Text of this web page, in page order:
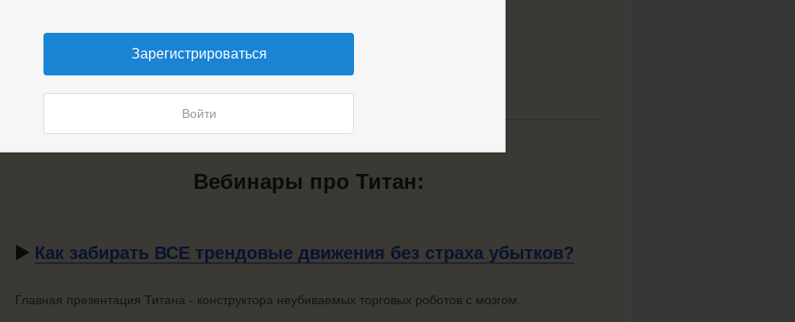
Зарегистрироваться
Войти
Вебинары про Титан:
▶️ Как забирать ВСЕ трендовые движения без страха убытков?
Главная презентация Титана - конструктора неубиваемых торговых роботов с мозгом.